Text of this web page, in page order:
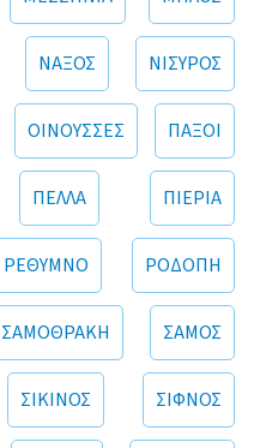
ΝΑΞΟΣ ΝΙΣΥΡΟΣ
ΟΙΝΟΥΣΣΕΣ ΠΑΞΟΙ
ΠΕΛΛΑ ΠΙΕΡΙΑ
ΡΕΘΥΜΝΟ ΡΟΔΟΠΗ
ΣΑΜΟΘΡΑΚΗ ΣΑΜΟΣ
ΣΙΚΙΝΟΣ ΣΙΦΝΟΣ